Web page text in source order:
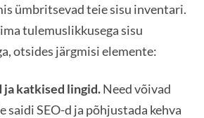
ümbritsevad teie sisu inventari.
tulemuslikkusega sisu
otsides järgmisi elemente:
ja katkised lingid.Need võivad
saidi SEO-d ja põhjustada kehva